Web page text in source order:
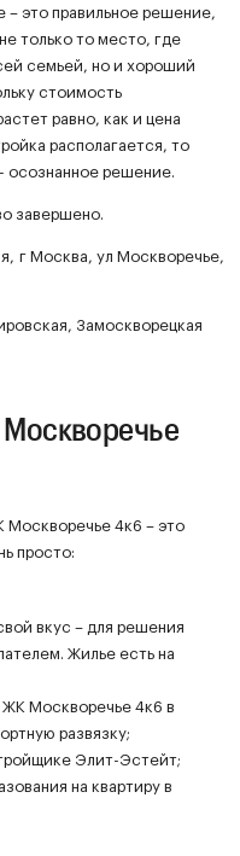
это правильное решение,
только то место, где
семьей, но и хороший
стоимость
равно, как и цена
располагается, то
осознанное решение.
завершено.
г Москва, ул Москворечье,
Замоскворецкая
Москворечье 4к6 – это
просто:
вкус – для решения
Жилье есть на
Москворечье 4к6 в
развязку;
Элит-Эстейт;
на квартиру в